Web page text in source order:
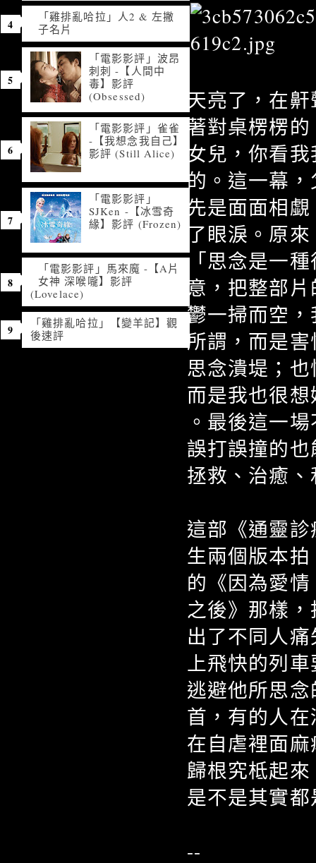
天亮了，在
著對桌楞楞的
女兒，你看
的。這一幕，
先是面面相
了眼淚。原來
「思念是一
意，把整部
鬱一掃而空
所謂，而是害
思念潰堤；
而是我也很想
。最後這一
誤打誤撞的也
拯救、治癒
這部《通靈
生兩個版本拍
的《因為愛
之後》那樣，
出了不同人
上飛快的列車
逃避他所思
首，有的人在
在自虐裡面
歸根究柢起來
是不是其實
--
「雞排亂哈拉」人2 & 左撇
子名片
「電影影評」波昂
刺刺 -【人間中
毒】影評
(Obsessed)
「電影影評」雀雀
-【我想念我自己】
影評 (Still Alice)
「電影影評」
SJKen -【冰雪奇
緣】影評 (Frozen)
「電影影評」馬來魔 -【A片
女神 深喉嚨】影評
(Lovelace)
「雞排亂哈拉」【變羊記】觀
後速評